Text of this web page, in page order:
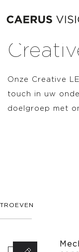
Overslaan
en
de
gaan
Onze Creative
touch in uw
doelgroep met
TROEVEN